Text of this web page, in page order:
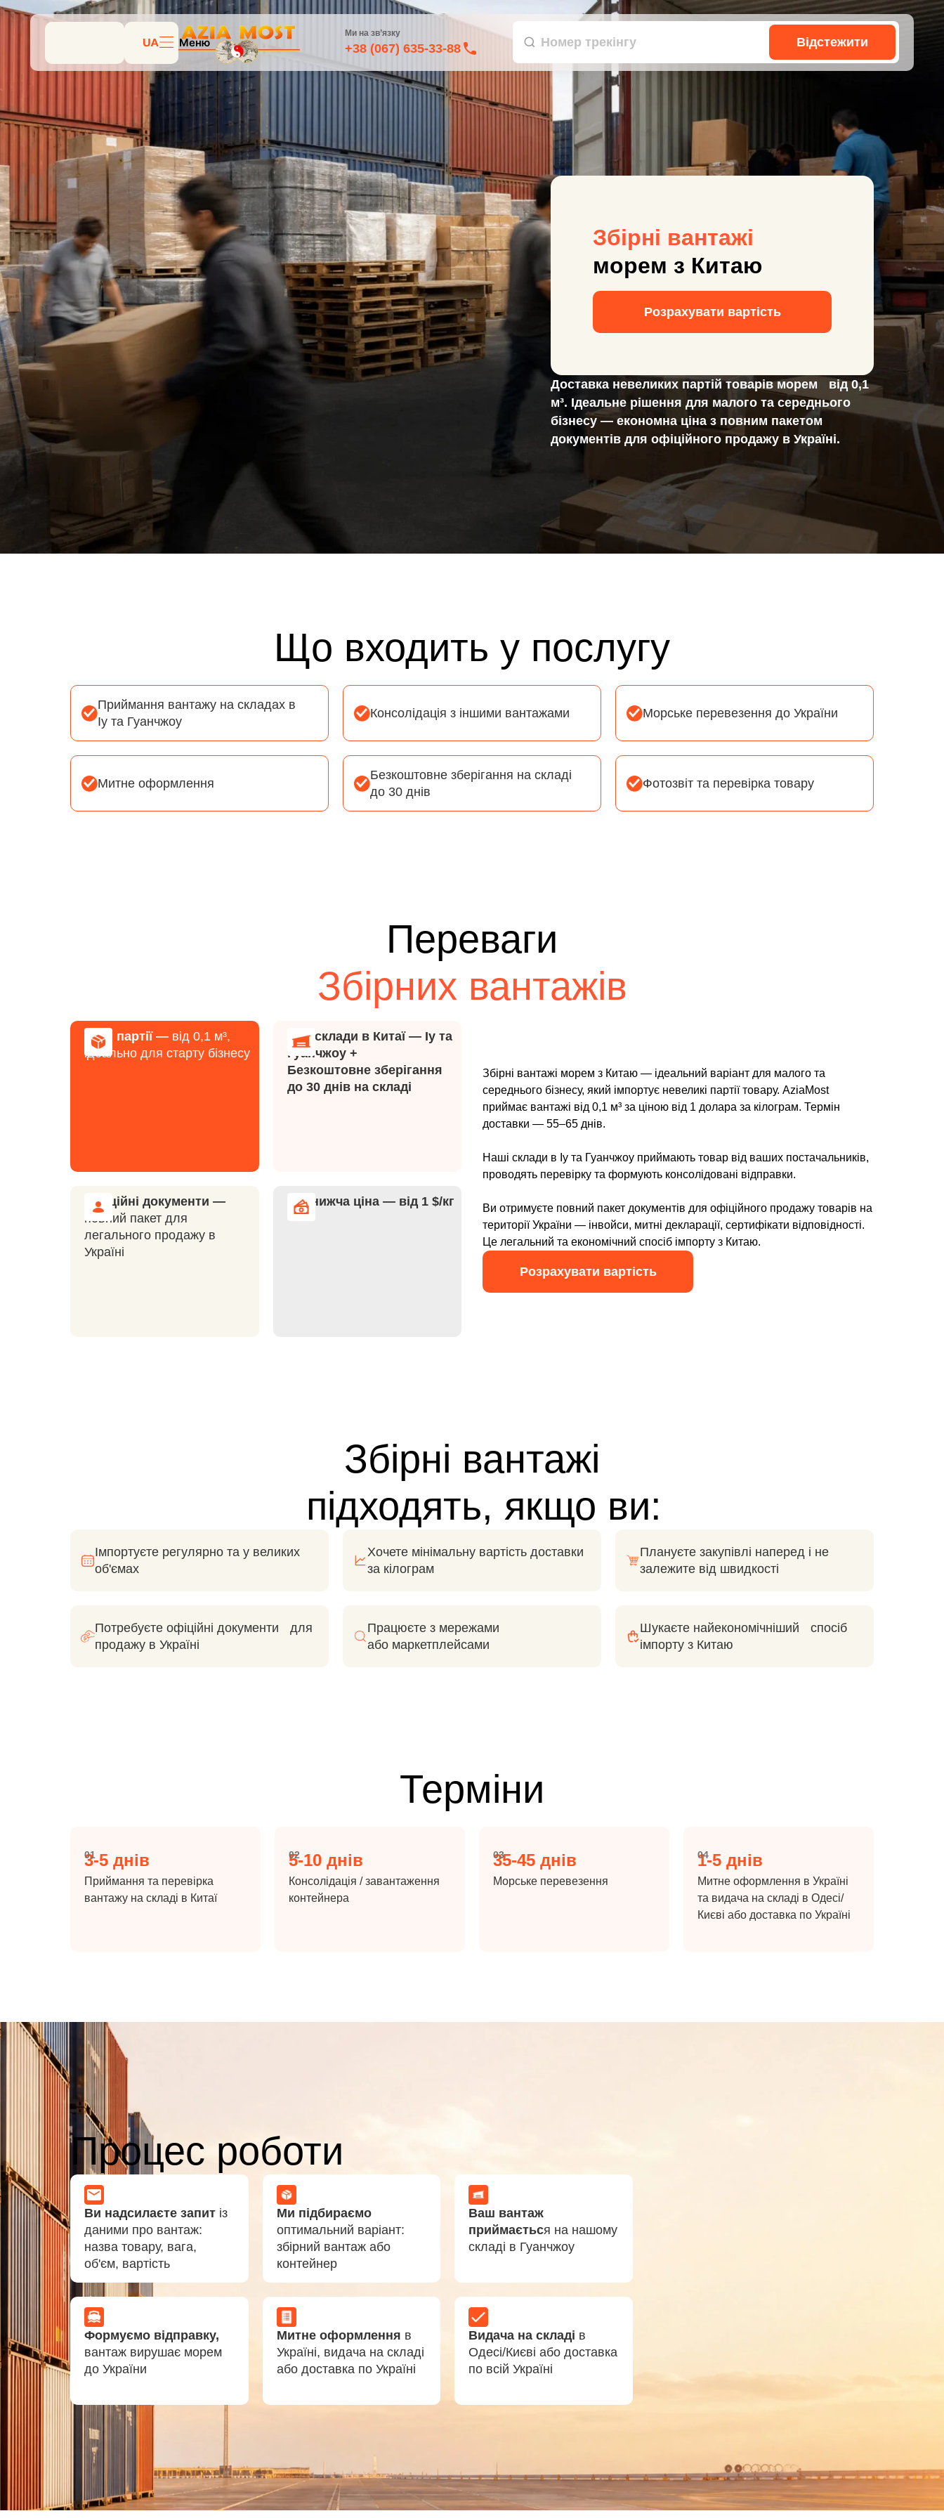
Ми на зв’язку
+38 (067) 635-33-88 Відстежити
Збірні вантажі
морем з Китаю
Розрахувати вартість
Доставка невеликих партій товарів морем від 0,1
м³. Ідеальне рішення для малого та середнього
бізнесу — економна ціна з повним пакетом
документів для офіційного продажу в Україні.
Що входить у послугу
Приймання вантажу на складах в
Іу та Гуанчжоу
Консолідація з іншими вантажами Морське перевезення до України
Митне оформлення
Безкоштовне зберігання на складі
до 30 днів
Фотозвіт та перевірка товару
Переваги
Збірних вантажів
Малі партії — від 0,1 м³,
ідеально для старту бізнесу
Два склади в Китаї — Іу та
Гуанчжоу +
Безкоштовне зберігання
до 30 днів на складі
Офіційні документи —
повний пакет для
легального продажу в
Україні
Найнижча ціна — від 1 $/кг
Збірні вантажі морем з Китаю — ідеальний варіант для малого та
середнього бізнесу, який імпортує невеликі партії товару. AziaMost
приймає вантажі від 0,1 м³ за ціною від 1 долара за кілограм. Термін
доставки — 55–65 днів.
Наші склади в Іу та Гуанчжоу приймають товар від ваших постачальників,
проводять перевірку та формують консолідовані відправки.
Ви отримуєте повний пакет документів для офіційного продажу товарів на
території України — інвойси, митні декларації, сертифікати відповідності.
Це легальний та економічний спосіб імпорту з Китаю.
Розрахувати вартість
Збірні вантажі
підходять, якщо ви:
Імпортуєте регулярно та у великих
об'ємах
Хочете мінімальну вартість доставки
за кілограм
Плануєте закупівлі наперед і не
залежите від швидкості
Потребуєте офіційні документи для
продажу в Україні
Працюєте з мережами
або маркетплейсами
Шукаєте найекономічніший спосіб
імпорту з Китаю
Терміни
3-5 днів
Приймання та перевірка
вантажу на складі в Китаї
01 5-10 днів
Консолідація / завантаження
контейнера
02 35-45 днів
Морське перевезення
03 1-5 днів
Митне оформлення в Україні
та видача на складі в Одесі/
Києві або доставка по Україні
04
Процес роботи
Ви надсилаєте запит із
даними про вантаж:
назва товару, вага,
об'єм, вартість
Ми підбираємо
оптимальний варіант:
збірний вантаж або
контейнер
Ваш вантаж
приймається на нашому
складі в Гуанчжоу
Формуємо відправку,
вантаж вирушає морем
до України
Митне оформлення в
Україні, видача на складі
або доставка по Україні
Видача на складі в
Одесі/Києві або доставка
по всій Україні